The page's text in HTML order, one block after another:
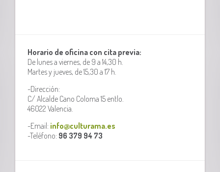
Horario de oficina con cita previa:
De lunes a viernes, de 9 a 14,30 h.
Martes y jueves, de 15,30 a 17 h.
-Dirección:
C/ Alcalde Cano Coloma 15 entlo.
46022 Valencia.
-Email: info@culturama.es
-Teléfono: 96 379 94 73